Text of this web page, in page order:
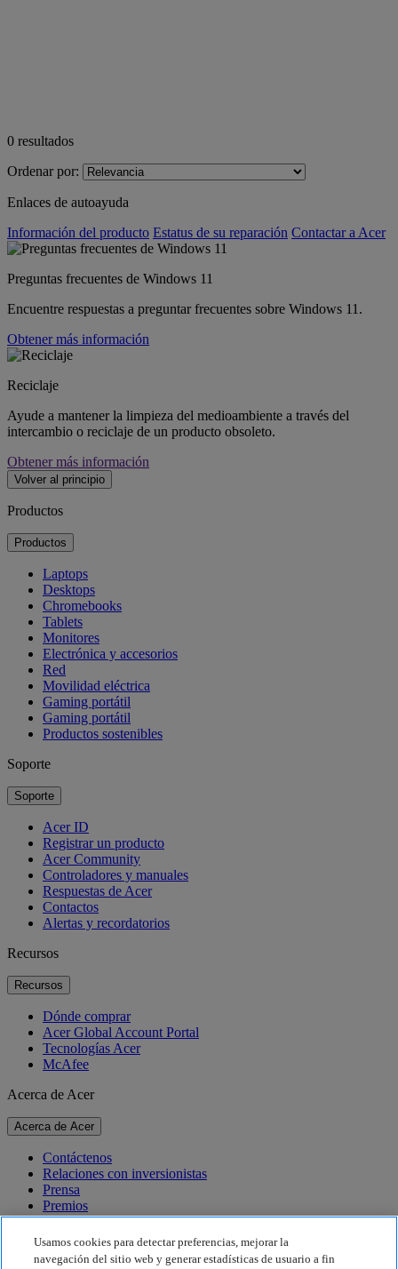
0 resultados
Ordenar por:
Enlaces de autoayuda
Información del producto Estatus de su reparación Contactar a Acer
Preguntas frecuentes de Windows 11
Encuentre respuestas a preguntar frecuentes sobre Windows 11.
Obtener más información
Reciclaje
Ayude a mantener la limpieza del medioambiente a través del
intercambio o reciclaje de un producto obsoleto.
Obtener más información
Volver al principio
Productos
Productos
Laptops
Desktops
Chromebooks
Tablets
Monitores
Electrónica y accesorios
Red
Movilidad eléctrica
Gaming portátil
Gaming portátil
Productos sostenibles
Soporte
Soporte
Acer ID
Registrar un producto
Acer Community
Controladores y manuales
Respuestas de Acer
Contactos
Alertas y recordatorios
Recursos
Recursos
Dónde comprar
Acer Global Account Portal
Tecnologías Acer
McAfee
Acerca de Acer
Acerca de Acer
Contáctenos
Relaciones con inversionistas
Prensa
Premios
Eventos
Sostenibilidad
Usamos cookies para detectar preferencias, mejorar la
navegación del sitio web y generar estadísticas de usuario a fin